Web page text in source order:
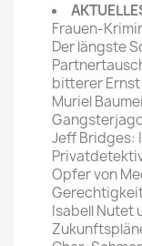
Frauen-
Der längste
bitterer Ernst
Muriel
Jeff Bridges:
Opfer von
Isabell Nutet